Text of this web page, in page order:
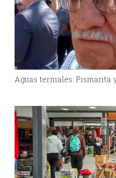
Aguas termales: Pismanta